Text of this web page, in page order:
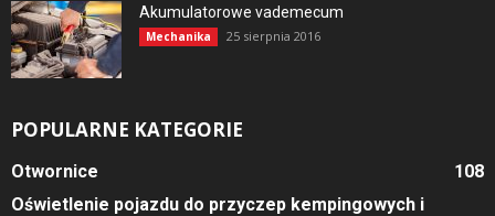
Akumulatorowe vademecum
Mechanika 25 sierpnia 2016
POPULARNE KATEGORIE
Otwornice
108
Oświetlenie pojazdu do przyczep kempingowych i